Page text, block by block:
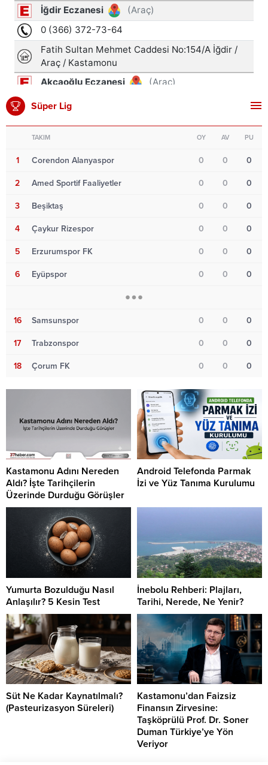
Süper Lig
TAKIM OY AV PU
1 Corendon Alanyaspor 0 0 0
2 Amed Sportif Faaliyetler 0 0 0
3 Beşiktaş 0 0 0
4 Çaykur Rizespor 0 0 0
5 Erzurumspor FK 0 0 0
6 Eyüpspor 0 0 0
16 Samsunspor 0 0 0
17 Trabzonspor 0 0 0
18 Çorum FK 0 0 0
Kastamonu Adını Nereden
Aldı? İşte Tarihçilerin
Üzerinde Durduğu Görüşler
Android Telefonda Parmak
İzi ve Yüz Tanıma Kurulumu
Yumurta Bozulduğu Nasıl
Anlaşılır? 5 Kesin Test
İnebolu Rehberi: Plajları,
Tarihi, Nerede, Ne Yenir?
Süt Ne Kadar Kaynatılmalı?
(Pasteurizasyon Süreleri)
Kastamonu’dan Faizsiz
Finansın Zirvesine:
Taşköprülü Prof. Dr. Soner
Duman Türkiye’ye Yön
Veriyor